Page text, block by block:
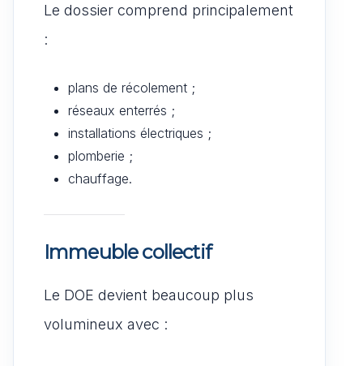
Le dossier comprend principalement
:
plans de récolement ;
réseaux enterrés ;
installations électriques ;
plomberie ;
chauffage.
Immeuble collectif
Le DOE devient beaucoup plus
volumineux avec :